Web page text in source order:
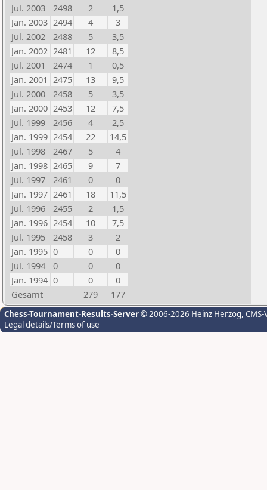
Jul. 2003
2498 2
1,5
Jan. 2003 2494 4
3
Jul. 2002
2488 5
3,5
Jan. 2002 2481 12
8,5
Jul. 2001
2474 1
0,5
Jan. 2001 2475 13
9,5
Jul. 2000
2458 5
3,5
Jan. 2000 2453 12
7,5
Jul. 1999
2456 4
2,5
Jan. 1999 2454 22
14,5
Jul. 1998
2467 5
4
Jan. 1998 2465 9
7
Jul. 1997
2461 0
0
Jan. 1997 2461 18
11,5
Jul. 1996
2455 2
1,5
Jan. 1996 2454 10
7,5
Jul. 1995
2458 3
2
Jan. 1995 0 0
0
Jul. 1994
0 0
0
Jan. 1994 0 0
0
Gesamt
279 177
Chess-Tournament-Results-Server© 2006-2026 Heinz Herzog,
Legal details/Terms of use